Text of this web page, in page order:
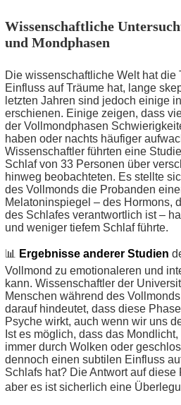
Wissenschaftliche
und Mondphasen
Die wissenschaftliche Welt hat die
Einfluss auf Träume hat, lange
letzten Jahren sind jedoch einige
erschienen. Einige zeigen, dass
der Vollmondphasen
haben oder nachts häufiger
Wissenschaftler führten eine
Schlaf von 33 Personen über
hinweg beobachteten. Es stellte
des Vollmonds die Probanden
Melatoninspiegel – des Hormons,
des Schlafes verantwortlich ist –
und weniger tiefem Schlaf führte.
📊 Ergebnisse anderer Studien
Vollmond zu emotionaleren und
kann. Wissenschaftler der
Menschen während des
darauf hindeutet, dass diese
Psyche wirkt, auch wenn wir uns
Ist es möglich, dass das
immer durch Wolken oder
dennoch einen subtilen Einfluss
Schlafs hat? Die Antwort auf
aber es ist sicherlich eine